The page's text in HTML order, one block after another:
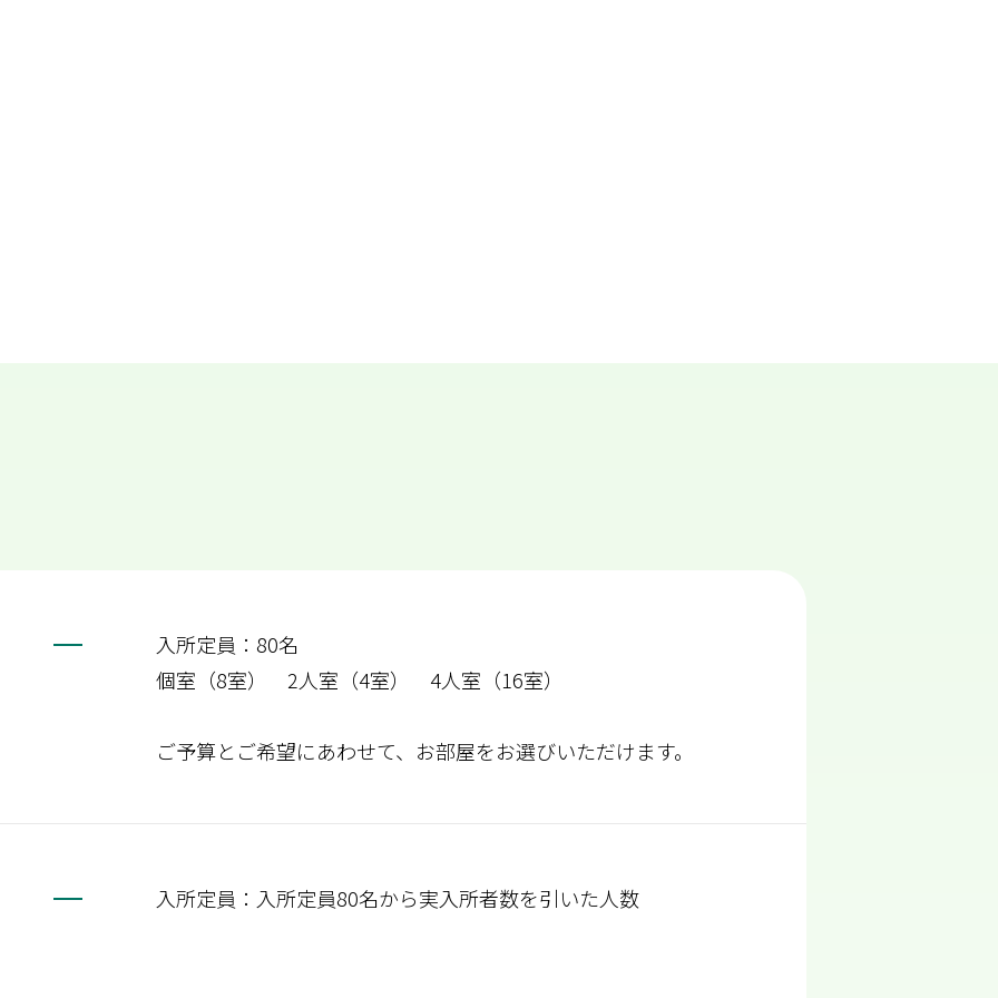
入所定員：80名
個室（8室） 2人室（4室） 4人室（16室）
ご予算とご希望にあわせて、お部屋をお選びいただけます。
入所定員：入所定員80名から実入所者数を引いた人数